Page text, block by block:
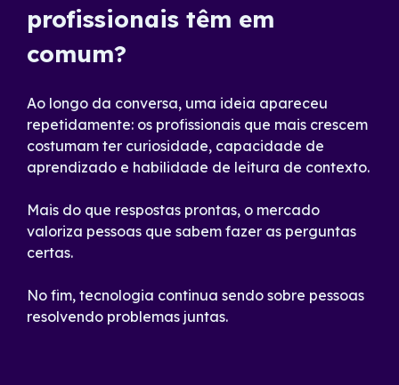
profissionais têm em
comum?
Ao longo da conversa, uma ideia apareceu
repetidamente: os profissionais que mais crescem
costumam ter curiosidade, capacidade de
aprendizado e habilidade de leitura de contexto.
Mais do que respostas prontas, o mercado
valoriza pessoas que sabem fazer as perguntas
certas.
No fim, tecnologia continua sendo sobre pessoas
resolvendo problemas juntas.